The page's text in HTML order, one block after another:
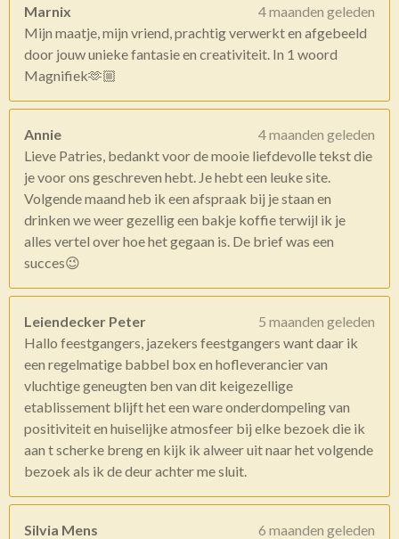
Marnix
4 maanden geleden
Mijn maatje, mijn vriend, prachtig verwerkt en afgebeeld
door jouw unieke fantasie en creativiteit. In 1 woord
Magnifiek🫶🏼
Annie
4 maanden geleden
Lieve Patries, bedankt voor de mooie liefdevolle tekst die
je voor ons geschreven hebt. Je hebt een leuke site.
Volgende maand heb ik een afspraak bij je staan en
drinken we weer gezellig een bakje koffie terwijl ik je
alles vertel over hoe het gegaan is. De brief was een
succes😉
Leiendecker Peter
5 maanden geleden
Hallo feestgangers, jazekers feestgangers want daar ik
een regelmatige babbel box en hofleverancier van
vluchtige geneugten ben van dit keigezellige
etablissement blijft het een ware onderdompeling van
positiviteit en huiselijke atmosfeer bij elke bezoek die ik
aan t scherke breng en kijk ik alweer uit naar het volgende
bezoek als ik de deur achter me sluit.
Silvia Mens
6 maanden geleden